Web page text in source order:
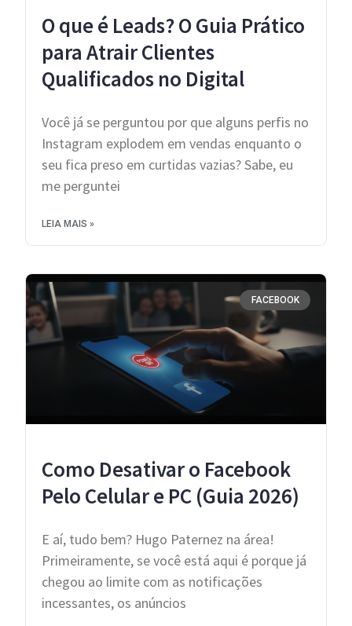
O que é Leads? O Guia Prático
para Atrair Clientes
Qualificados no Digital
Você já se perguntou por que alguns perfis no
Instagram explodem em vendas enquanto o
seu fica preso em curtidas vazias? Sabe, eu
me perguntei
LEIA MAIS »
FACEBOOK
Como Desativar o Facebook
Pelo Celular e PC (Guia 2026)
E aí, tudo bem? Hugo Paternez na área!
Primeiramente, se você está aqui é porque já
chegou ao limite com as notificações
incessantes, os anúncios